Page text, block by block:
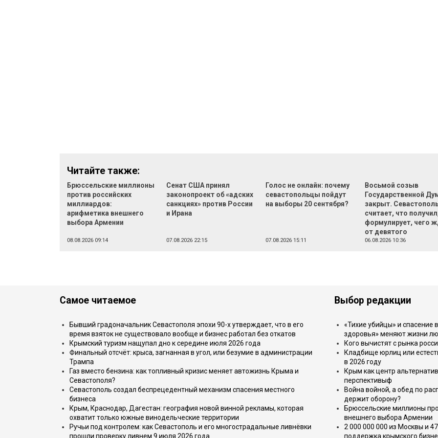
Читайте также:
Брюссельские миллионы
против российских
миллиардов:
арифметика внешнего
выбора Армении
08.08.2026 09:14
Сенат США принял
законопроект об «адских
санкциях» против России
и Ирана
07.08.2026 22:15
Голос не онлайн: почему
севастопольцы пойдут
на выборы 20 сентября?
07.08.2026 15:11
Восьмой созыв
Государственной
закрыт.
считает, что
формулирует, чего
от девятого
06.08.2026 10:36
Самое читаемое
Бывший градоначальник Севастополя эпохи 90-х утверждает, что в его
время взяток не существовало вообще и бизнес работал без откатов
Крымский туризм нащупал дно к середине июля 2026 года
Финальный отсчёт: крыса, загнанная в угол, или безумие в администрации
Трампа
Газ вместо бензина: как топливный кризис меняет автожизнь Крыма и
Севастополя?
Севастополь создал беспрецедентный механизм спасения местного
бизнеса
Крым, Краснодар, Дагестан: география новой винной рекламы, которая
охватит только южные винодельческие территории
Ручьи под контролем: как Севастополь и его многострадальные ливнёвки
прошли проверку ливнем 9 июля 2026 года
Выбор редакции
«Тихие убийцы» и спасение
здоровья» меняют жизни
Кого вычистят с рынка
Кладбище юрлиц или
в 2026 году
Крым как центр
перспективыф
Война войной, а обед по
держит оборону?
Брюссельские миллионы
внешнего выбора Армении
2 000 000 000 из Москвы и
поддержка крымского